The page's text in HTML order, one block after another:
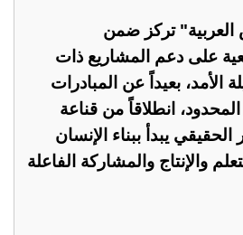
تركز ضمن
على دعم المشاريع ذات
الأمد، بعيداً عن المبادرات
المحدود، انطلاقاً من قناعة
يبدأ ببناء الإنسان
والإنتاج والمشاركة الفاعلة